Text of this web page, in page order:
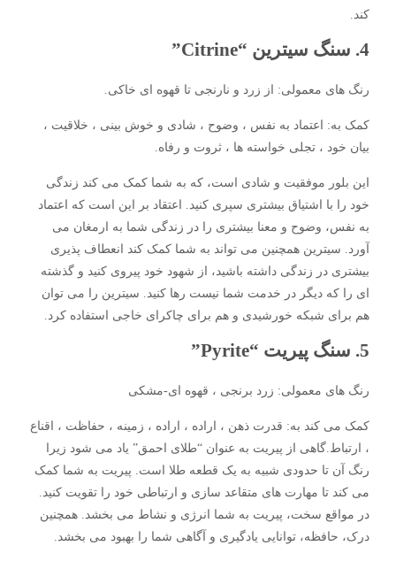
کند.
4. سنگ سیترین “Citrine”
رنگ های معمولی: از زرد و نارنجی تا قهوه ای خاکی.
کمک به: اعتماد به نفس ، وضوح ، شادی و خوش بینی ، خلاقیت ،
بیان خود ، تجلی خواسته ها ، ثروت و رفاه.
این بلور موفقیت و شادی است، که به شما کمک می کند زندگی
خود را با اشتیاق بیشتری سپری کنید. اعتقاد بر این است که اعتماد
به نفس، وضوح و معنا بیشتری را در زندگی شما به ارمغان می
آورد. سیترین همچنین می تواند به شما کمک کند انعطاف پذیری
بیشتری در زندگی داشته باشید، از شهود خود پیروی کنید و گذشته
ای را که دیگر در خدمت شما نیست رها کنید. سیترین را می توان
هم برای شبکه خورشیدی و هم برای چاکرای خاجی استفاده کرد.
5. سنگ پیریت “Pyrite”
رنگ های معمولی: زرد برنجی ، قهوه ای-مشکی
کمک می کند به: قدرت ذهن ، اراده ، اراده ، زمینه ، حفاظت ، اقناع
، ارتباط.گاهی از پیریت به عنوان “طلای احمق” یاد می شود زیرا
رنگ آن تا حدودی شبیه به یک قطعه طلا است. پیریت به شما کمک
می کند تا مهارت های متقاعد سازی و ارتباطی خود را تقویت کنید.
در مواقع سخت، پیریت به شما انرژی و نشاط می بخشد. همچنین
درک، حافظه، توانایی یادگیری و آگاهی شما را بهبود می بخشد.